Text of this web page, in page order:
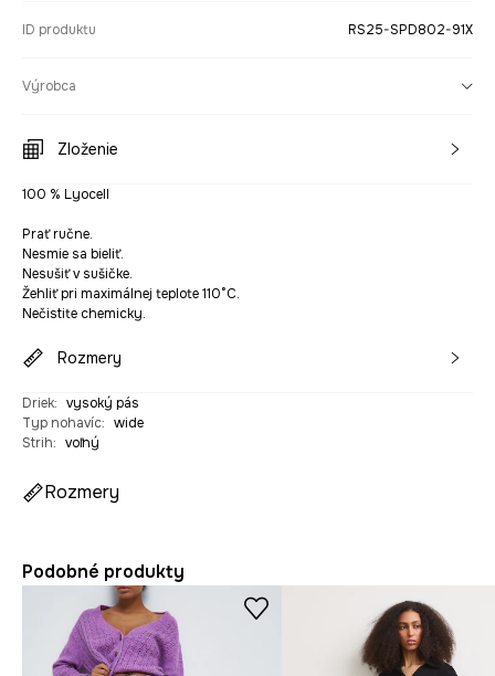
ID produktu RS25-SPD802-91X
Výrobca
Zloženie
100 % Lyocell
Prať ručne.
Nesmie sa bieliť.
Nesušiť v sušičke.
Žehliť pri maximálnej teplote 110°C.
Nečistite chemicky.
Rozmery
Driek: vysoký pás
Typ nohavíc: wide
Strih: voľný
Rozmery
Podobné produkty